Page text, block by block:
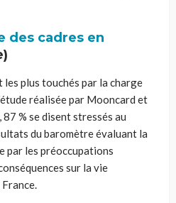
des cadres en
les plus touchés par la charge
réalisée par Mooncard et
87 % se disent stressés au
du baromètre évaluant la
par les préoccupations
sur la vie